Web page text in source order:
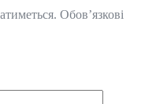
Обов’язкові